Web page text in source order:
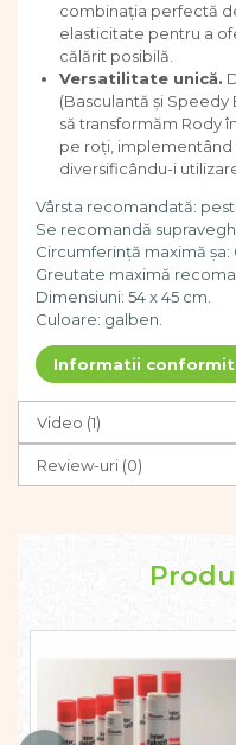
Stiinte
Mărgele de călcat HAMA
Hama Maxi Sticks
Margele HAMA MAXI
Mărgele HAMA MIDI
Mărgele HAMA MINI
TimeTimer
Stimulare senzoriala
Stimulare auditiva
Stimulare olfactivă
Stimulare tactila
Stimulare vizuala
Terapie de integrare
combinația perfectă
elasticitate pentru a
călărit posibilă.
Versatilitate unică.
(Basculantă și Speedy
să transformăm Rody
pe roți,
diversificându-i
Vârsta recomandată:
Se recomandă
Circumferință maximă șa:
Greutate maximă
Dimensiuni: 54 x 45 cm.
Culoare: galben.
Informatii
Video (1)
Review-uri (0)